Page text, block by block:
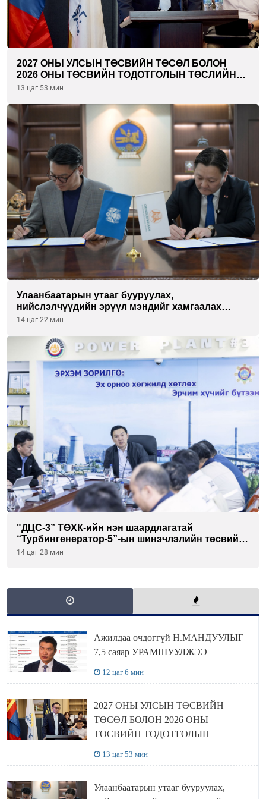
2027 ОНЫ УЛСЫН ТӨСВИЙН ТӨСӨЛ БОЛОН
2026 ОНЫ ТӨСВИЙН ТОДОТГОЛЫН ТӨСЛИЙН
ОЛОН НИЙТИЙН ХЭЛЭЛЦҮҮЛЭГ БОЛЛОО
13 цаг 53 мин
Улаанбаатарын утааг бууруулах,
нийслэлчүүдийн эрүүл мэндийг хамгаалах
төслийг “Чингис хаан баялгийн сан нэгдэл” ХХК-
14 цаг 22 мин
"ДЦС-3” ТӨХК-ийн нэн шаардлагатай
“Турбингенератор-5”-ын шинэчлэлийн төсвийг
шийдвэрлэхээр болов
14 цаг 28 мин
Ажилдаа очдоггүй Н.МАНДУУЛЫГ
7,5 саяар УРАМШУУЛЖЭЭ
12 цаг 6 мин
2027 ОНЫ УЛСЫН ТӨСВИЙН
ТӨСӨЛ БОЛОН 2026 ОНЫ
ТӨСВИЙН ТОДОТГОЛЫН
13 цаг 53 мин
Улаанбаатарын утааг бууруулах,